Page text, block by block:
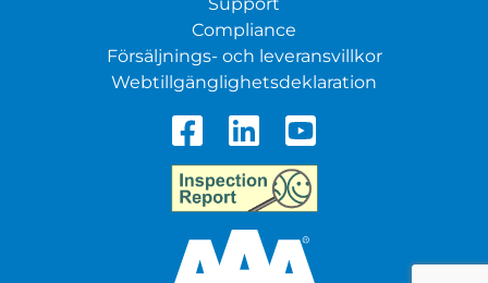
Compliance
Försäljnings- och leveransvillkor
Webtillgänglighetsdeklaration